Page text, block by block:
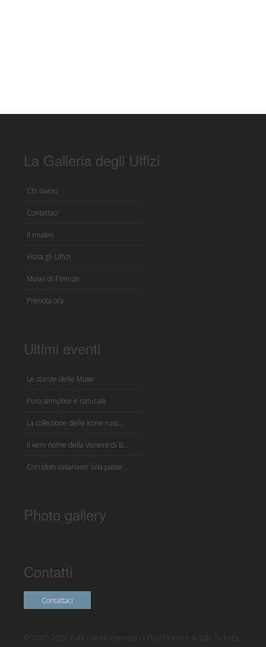
La Galleria degli Uffizi
Chi siamo
Contattaci
Il museo
Visita gli Uffizi
Musei di Firenze
Prenota ora
Ultimi eventi
Le stanze delle Muse
Puro semplice e naturale
La collezione delle icone russ...
Il vero nome della Venere di B...
Corridoio vasariano: una passe...
Photo gallery
Contatti
Contattaci
© 2007-2026 Tutti i diritti riservati - Uffizi Firenze & Italy Tickets